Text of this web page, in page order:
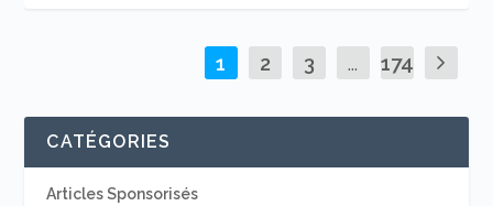
1 2 3 ... 174
CATÉGORIES
Articles Sponsorisés